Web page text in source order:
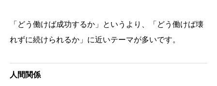
「どう働けば成功するか」というより、「どう働けば壊
れずに続けられるか」に近いテーマが多いです。
人間関係